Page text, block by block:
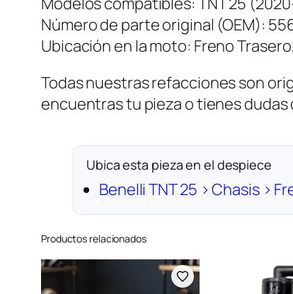
Número de parte original (OEM):
Ubicación en la moto: Freno Trasero.
Todas nuestras refacciones son
encuentras tu pieza o tienes
Ubica esta pieza en el despiece
Benelli TNT 25 › Chasis ›
Productos relacionados